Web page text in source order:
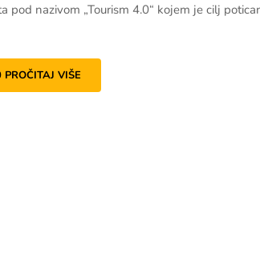
nazivom „Tourism 4.0“ kojem je cilj
PROČITAJ VIŠE